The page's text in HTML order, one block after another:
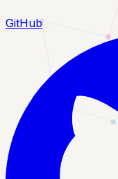
GitHub